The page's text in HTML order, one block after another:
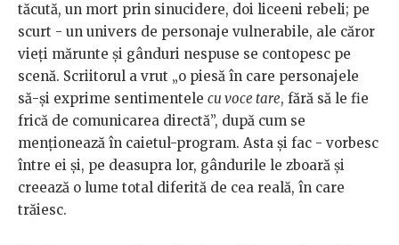
tăcută, un mort prin sinucidere, doi liceeni rebeli; pe
scurt - un univers de personaje vulnerabile, ale căror
vieți mărunte și gânduri nespuse se contopesc pe
scenă. Scriitorul a vrut „o piesă în care personajele
să-și exprime sentimentele cu voce tare, fără să le fie
frică de comunicarea directă”, după cum se
menționează în caietul-program. Asta și fac - vorbesc
între ei și, pe deasupra lor, gândurile le zboară și
creează o lume total diferită de cea reală, în care
trăiesc.